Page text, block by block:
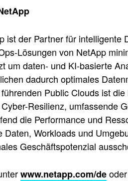
ist der Partner für intelligente
Lösungen von NetApp
um daten- und KI-basierte
dadurch optimales
Public Clouds ist
Resilienz, umfassende
die Performance und
Daten, Workloads und
Geschäftspotenzial
www.netapp.com/de